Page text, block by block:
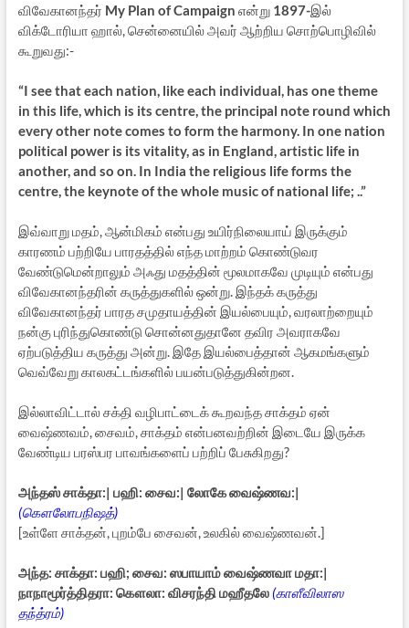
விவேகானந்தர் My Plan of Campaign என்று 1897-இல்
விக்டோரியா ஹால், சென்னையில் அவர் ஆற்றிய சொற்பொழிவில்
கூறுவது:-
“I see that each nation, like each individual, has one theme
in this life, which is its centre, the principal note round which
every other note comes to form the harmony. In one nation
political power is its vitality, as in England, artistic life in
another, and so on. In India the religious life forms the
centre, the keynote of the whole music of national life; ..”
இவ்வாறு மதம், ஆன்மிகம் என்பது உயிர்நிலையாய் இருக்கும்
காரணம் பற்றியே பாரதத்தில் எந்த மாற்றம் கொண்டுவர
வேண்டுமென்றாலும் அஃது மதத்தின் மூலமாகவே முடியும் என்பது
விவேகானந்தரின் கருத்துகளில் ஒன்று. இந்தக் கருத்து
விவேகானந்தர் பாரத சமுதாயத்தின் இயல்பையும், வரலாற்றையும்
நன்கு புரிந்துகொண்டு சொன்னதுதானே தவிர அவராகவே
ஏற்படுத்திய கருத்து அன்று. இதே இயல்பைத்தான் ஆகமங்களும்
வெவ்வேறு காலகட்டங்களில் பயன்படுத்துகின்றன.
இல்லாவிட்டால் சக்தி வழிபாட்டைக் கூறவந்த சாக்தம் ஏன்
வைஷ்ணவம், சைவம், சாக்தம் என்பனவற்றின் இடையே இருக்க
வேண்டிய பரஸ்பர பாவங்களைப் பற்றிப் பேசுகிறது?
அந்தஸ் சாக்தா:| பஹி: சைவ:| லோகே வைஷ்ணவ:|
(கௌலோபநிஷத்)
[உள்ளே சாக்தன், புறம்பே சைவன், உலகில் வைஷ்ணவன்.]
அந்த: சாக்தா: பஹி; சைவ: ஸபாயாம் வைஷ்ணவா மதா:|
நாநாமூர்த்திதரா: கௌலா: விசரந்தி மஹீதலே (காளீவிலாஸ
தந்த்ரம்)